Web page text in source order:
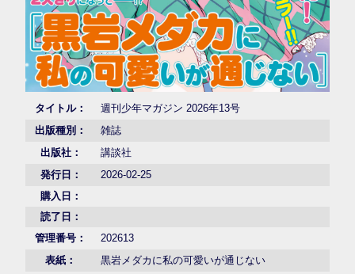
タイトル：
週刊少年マガジン 2026年13号
出版種別：
雑誌
出版社：
講談社
発行日：
2026-02-25
購入日：
読了日：
管理番号：
202613
表紙：
黒岩メダカに私の可愛いが通じない